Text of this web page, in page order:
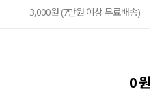
3,000원 (7만원 이상 무료배송)
0원